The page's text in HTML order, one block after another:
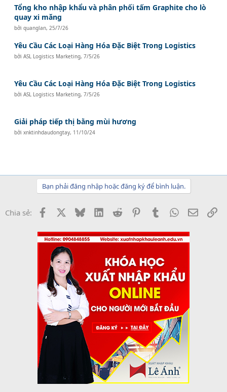
Tổng kho nhập khẩu và phân phối tấm Graphite cho lò
quay xi măng
bởiquanglan,25/7/26
Yêu Cầu Các Loại Hàng Hóa Đặc Biệt Trong Logistics
bởiASL Logistics Marketing,7/5/26
Yêu Cầu Các Loại Hàng Hóa Đặc Biệt Trong Logistics
bởiASL Logistics Marketing,7/5/26
Giải pháp tiếp thị bằng mùi hương
bởixnktinhdaudongtay, 11/10/24
Bạn phải đăng nhập hoặc đăng ký để bình luận.
Chia sẻ: Facebook BlueskyLinkedInReddit PinterestTumblrWhatsApp
Email